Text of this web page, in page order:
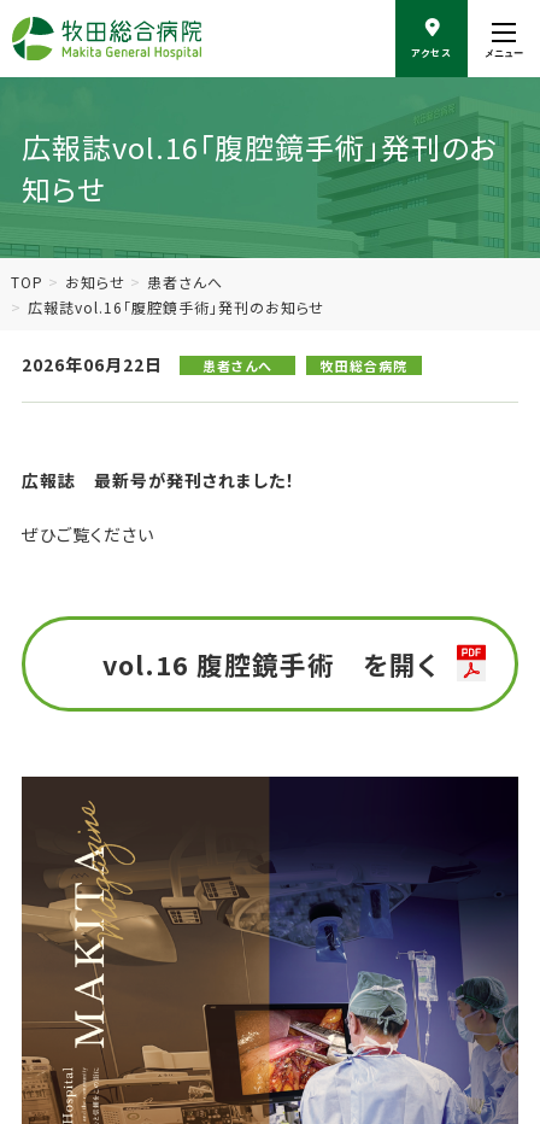
の
本
動
アクセス メニュー
広報誌vol.16「腹腔鏡手術」発刊のお
知らせ
TOP お知らせ
患者さんへ
広報誌vol.16「腹腔鏡手術」発刊のお知らせ
2026年06月22日 患者さんへ 牧田総合病院
広報誌 最新号が発刊されました！
ぜひご覧ください
vol.16 腹腔鏡手術 を開く